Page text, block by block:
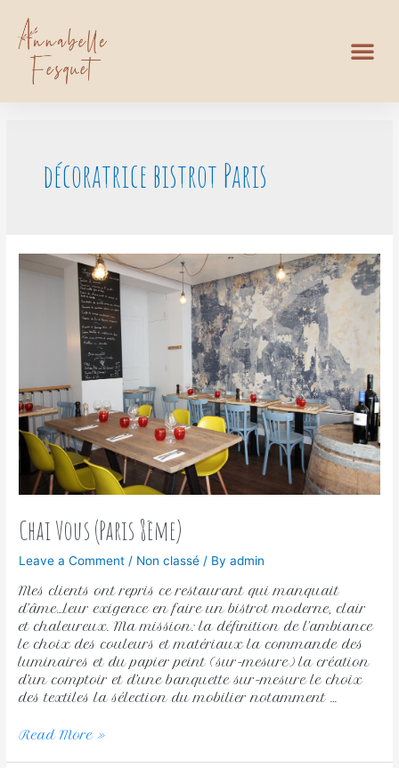
décoratrice bistrot Paris
Chai Vous (Paris 8ème)
Leave a Comment / Non classé / Byadmin
Mes clients ont repris ce restaurant qui manquait
d’âme…leur exigence en faire un bistrot moderne, clair
et chaleureux. Ma mission: la définition de l’ambiance
le choix des couleurs et matériaux la commande des
luminaires et du papier peint (sur-mesure) la création
d’un comptoir et d’une banquette sur-mesure le choix
des textiles la sélection du mobilier notamment …
Read More »